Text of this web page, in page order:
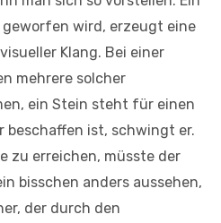
wird, erzeugt eine
Klang. Bei einer
mehrere solcher
ein Stein steht für einen
beschaffen ist, schwingt er.
zu erreichen, müsste der
bisschen anders aussehen,
der durch den